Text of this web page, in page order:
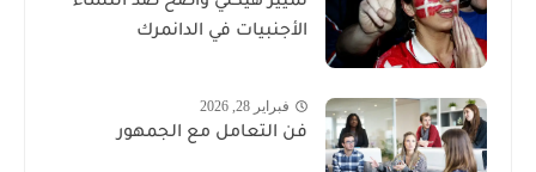
الأجنبيات في الدانمرك
فبراير 28, 2026
فن التعامل مع الجمهور